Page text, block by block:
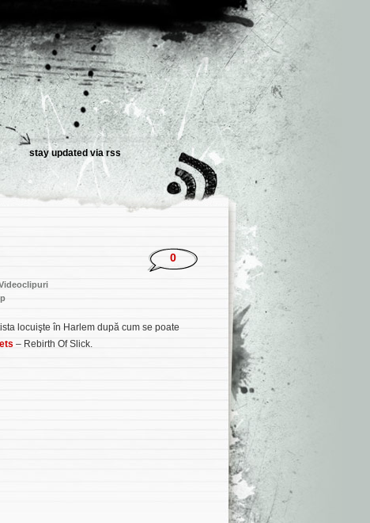
stay updated viarss
0
locuişte în Harlem după cum se poate
– Rebirth Of Slick.